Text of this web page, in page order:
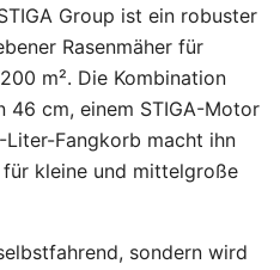
Group ist ein robuster
Rasenmäher für
m². Die Kombination
46 cm, einem STIGA-Motor
Fangkorb macht ihn
kleine und mittelgroße
sondern wird